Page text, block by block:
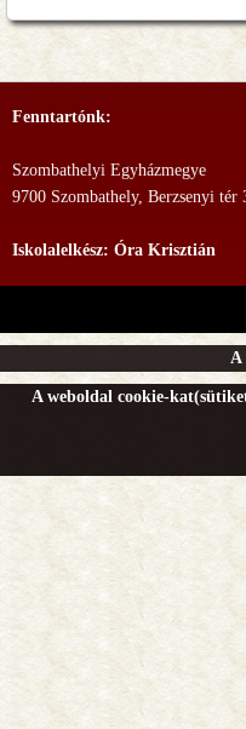
Fenntartónk:
Szombathelyi Egyházmegye
9700 Szombathely, Berzsenyi tér
Iskolalelkész: Óra Krisztián
A
A weboldal cookie-